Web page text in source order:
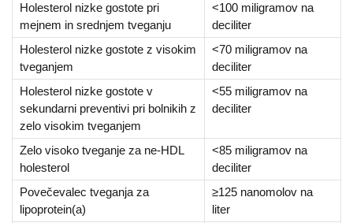
Holesterol nizke gostote pri
mejnem in srednjem tveganju
<100 miligramov na
deciliter
Holesterol nizke gostote z visokim
tveganjem
<70 miligramov na
deciliter
Holesterol nizke gostote v
sekundarni preventivi pri bolnikih z
zelo visokim tveganjem
<55 miligramov na
deciliter
Zelo visoko tveganje za ne-HDL
holesterol
<85 miligramov na
deciliter
Povečevalec tveganja za
lipoprotein(a)
≥125 nanomolov na
liter